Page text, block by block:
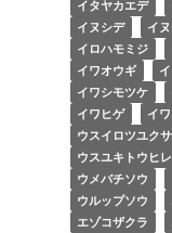
イタヤカエデ
イヌシデ
イ
イロハモミジ
イワオウギ
イワシモツケ
イワヒゲ
イ
ウスイロツユクサ
ウスユキトウヒ
ウメバチソウ
ウルップソウ
エゾコザクラ